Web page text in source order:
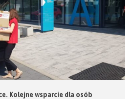
Kolejne wsparcie dla osób